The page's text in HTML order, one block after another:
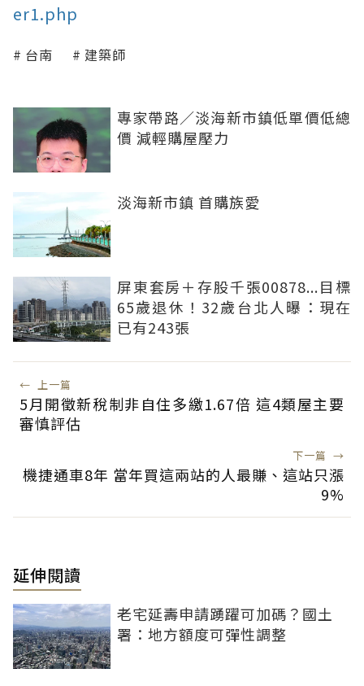
er1.php
台南 建築師
專家帶路／淡海新市鎮低單價低總
價 減輕購屋壓力
淡海新市鎮 首購族愛
屏東套房＋存股千張00878...目標
65歲退休！32歲台北人曝：現在
已有243張
← 上一篇
5月開徵新稅制非自住多繳1.67倍 這4類屋主要
審慎評估
下一篇 →
機捷通車8年 當年買這兩站的人最賺、這站只漲
9%
延伸閱讀
老宅延壽申請踴躍可加碼？國土
署：地方額度可彈性調整